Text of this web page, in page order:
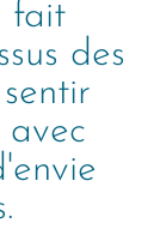
fait
des